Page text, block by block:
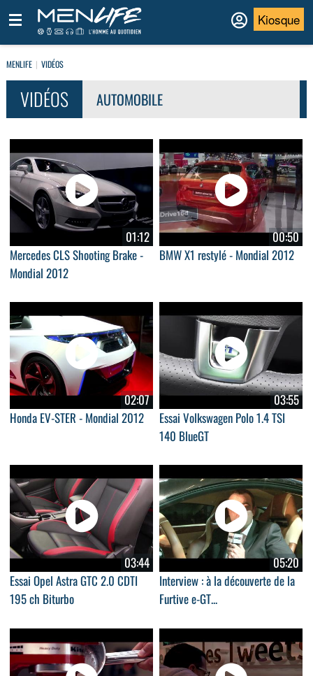
Kiosque
MENLIFE VIDÉOS
VIDÉOS AUTOMOBILE
01:12
Mercedes CLS Shooting Brake -
Mondial 2012
00:50
BMW X1 restylé - Mondial 2012
02:07
Honda EV-STER - Mondial 2012
03:55
Essai Volkswagen Polo 1.4 TSI
140 BlueGT
03:44
Essai Opel Astra GTC 2.0 CDTI
195 ch Biturbo
05:20
Interview : à la découverte de la
Furtive e-GT...